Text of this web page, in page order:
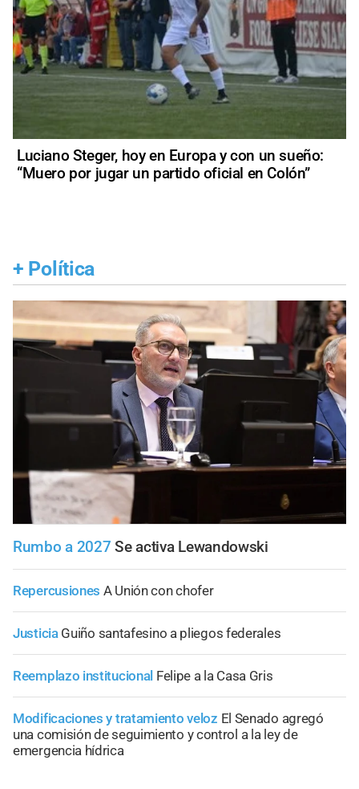
Luciano Steger, hoy en Europa y con un sueño:
“Muero por jugar un partido oficial en Colón”
+ Política
Rumbo a 2027 Se activa Lewandowski
Repercusiones A Unión con chofer
Justicia Guiño santafesino a pliegos federales
Reemplazo institucional Felipe a la Casa Gris
Modificaciones y tratamiento veloz El Senado agregó
una comisión de seguimiento y control a la ley de
emergencia hídrica